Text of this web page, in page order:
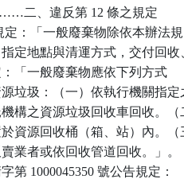
……二、違反第 12 條之規定
定：「一般廢棄物除依本辦法規
定地點與清運方式，交付回收
：「一般廢棄物應依下列方式
垃圾：（一）依執行機關指定
構之資源垃圾回收車回收。（
資源回收桶（箱、站）內。（
業者或依回收管道回收。」。
第 1000045350 號公告規定：